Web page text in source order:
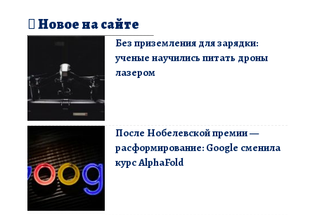
Новое на сайте
Без приземления для зарядки:
ученые научились питать дроны
лазером
После Нобелевской премии —
расформирование: Google сменила
курс AlphaFold